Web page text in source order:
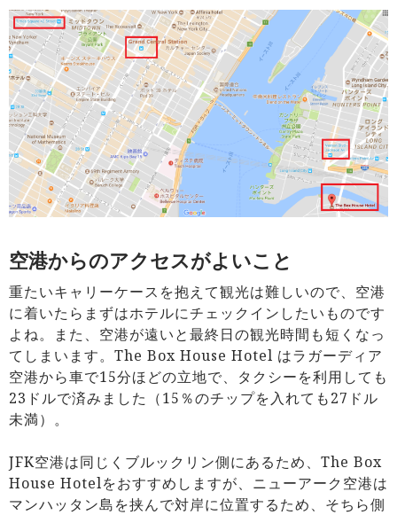
空港からのアクセスがよいこと
重たいキャリーケースを抱えて観光は難しいので、空港
に着いたらまずはホテルにチェックインしたいものです
よね。また、空港が遠いと最終日の観光時間も短くなっ
てしまいます。The Box House Hotel はラガーディア
空港から車で15分ほどの立地で、タクシーを利用しても
23ドルで済みました（15％のチップを入れても27ドル
未満）。
JFK空港は同じくブルックリン側にあるため、The Box
House Hotelをおすすめしますが、ニューアーク空港は
マンハッタン島を挟んで対岸に位置するため、そちら側